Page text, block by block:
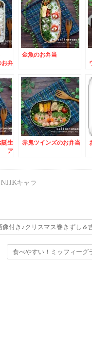
弁
金魚のお弁当
誕生
ア
赤鬼ツインズのお弁当
NHKキャラ
像付き♪クリスマス巻きずし
食べやすい！ミッフィーグ